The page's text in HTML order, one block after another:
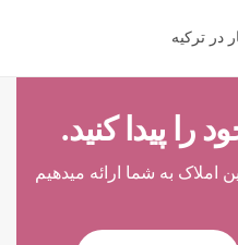
را پیدا کنید.
املاک به شما ارائه میدهیم